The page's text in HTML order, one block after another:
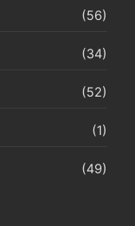
(56)
(34)
(52)
(1)
(49)